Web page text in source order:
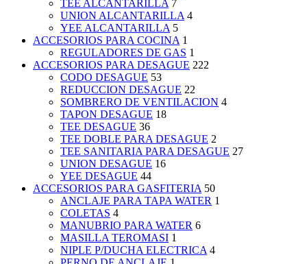
TEE ALCANTARILLA 7
UNION ALCANTARILLA 4
YEE ALCANTARILLA 5
ACCESORIOS PARA COCINA 1
REGULADORES DE GAS 1
ACCESORIOS PARA DESAGUE 222
CODO DESAGUE 53
REDUCCION DESAGUE 22
SOMBRERO DE VENTILACION 4
TAPON DESAGUE 18
TEE DESAGUE 36
TEE DOBLE PARA DESAGUE 2
TEE SANITARIA PARA DESAGUE 27
UNION DESAGUE 16
YEE DESAGUE 44
ACCESORIOS PARA GASFITERIA 50
ANCLAJE PARA TAPA WATER 1
COLETAS 4
MANUBRIO PARA WATER 6
MASILLA TEROMASI 1
NIPLE P/DUCHA ELECTRICA 4